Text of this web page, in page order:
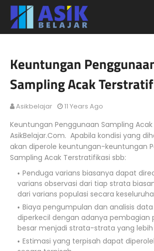
Keuntungan
Sampling Acak
Asikbelajar 11 Years Ago
Keuntungan Penggunaan Sampling
AsikBelajar.Com. Apabila kondisi yang
akan diperole keuntungan-keuntungan
Sampling Acak Terstratifikasi sbb:
Penduga varians biasanya dapat
varians observasi dari tiap strata
dari varians populasi secara
Biaya pengumpulan dan analisis
diperkecil dengan adanya pembagian
besar menjadi strata-strata yang lebih
Estimasi yang terpisah dapat